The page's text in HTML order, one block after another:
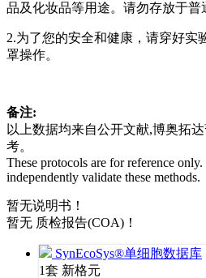
品及化妆品等用途。请勿存放于普
2.为了您的安全和健康，请穿好实
罩操作。
备注:
以上数据均来自公开文献,博奥拓
考。
These protocols are for reference
independently validate these methods.
暂无说明书！
暂无 质检报告(COA)！
SynEcoSys®单细胞数据库
1套 新格元